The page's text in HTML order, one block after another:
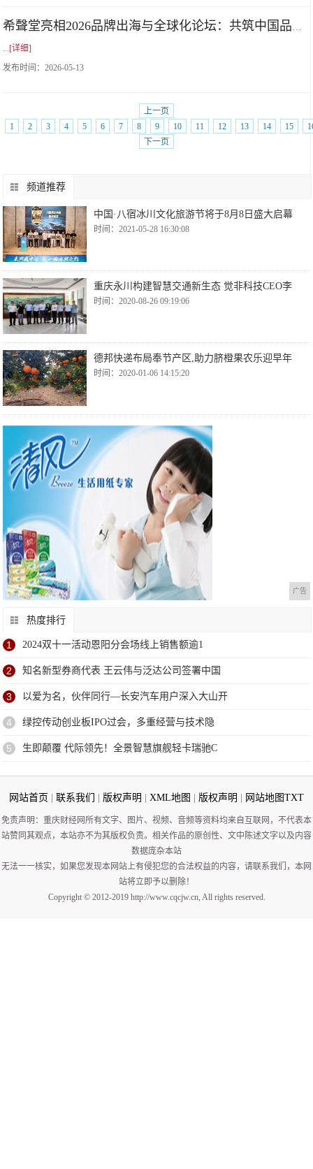
...[详细]
发布时间：2026-05-13
上一页
1
2 3 4 5 6 7 8 9 10 11 12 13 14 15
下一页
频道推荐
中国·八宿冰川文化旅游节将于8月8日盛大启幕
时间：2021-05-28 16:30:08
重庆永川构建智慧交通新生态 觉非科技CEO李
时间：2020-08-26 09:19:06
德邦快递布局奉节产区,助力脐橙果农乐迎早年
时间：2020-01-06 14:15:20
广告
热度排行
1 2024双十一活动恩阳分会场线上销售额逾1
2 知名新型券商代表 王云伟与泛达公司签署中国
3 以爱为名，伙伴同行—长安汽车用户深入大山开
4 绿控传动创业板IPO过会，多重经营与技术隐
5 生即颠覆 代际领先！全景智慧旗舰轻卡瑞驰C
网站首页 联系我们 版权声明 XML地图 版权声明 网站地图TXT
免责声明：重庆财经网所有文字、图片、视频、音频等资料均来自互联网，不代表本
站赞同其观点，本站亦不为其版权负责。相关作品的原创性、文中陈述文字以及内容
数据庞杂本站
无法一一核实，如果您发现本网站上有侵犯您的合法权益的内容，请联系我们，本网
站将立即予以删除！
Copyright © 2012-2019 http://www.cqcjw.cn, All rights reserved.